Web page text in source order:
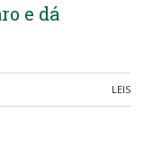
e dá
LEIS